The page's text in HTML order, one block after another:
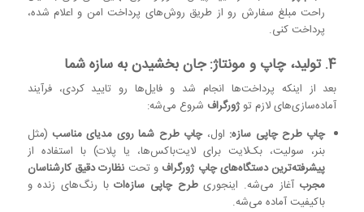
راحت مبلغ سفارش رو از طریق روش‌های پرداخت امن و اعلام شده،
پرداخت کنی.
4. تولید، چاپ و مونتاژ: جان بخشیدن به سازه شما
بعد از اینکه پرداخت‌ها انجام شد و فایل‌ها رو تایید کردی، فرآیند
آماده‌سازی‌های لازم تو ژورگراف شروع می‌شه:
چاپ طرح چاپی سازه: اول،چاپ طرح شما روی مدیای مناسب (مثل
بنر، سولیت، بک‌لایت برای لایت‌باکس‌ها، یا پلات) با استفاده از
پیشرفته‌ترین دستگاه‌های چاپ ژورگراف و تحت نظارت دقیق کارشناسان
مجرب آغاز می‌شه. اینجوریطرح چاپی سازه‌اتبا رنگ‌های زنده و
باکیفیت آماده می‌شه.